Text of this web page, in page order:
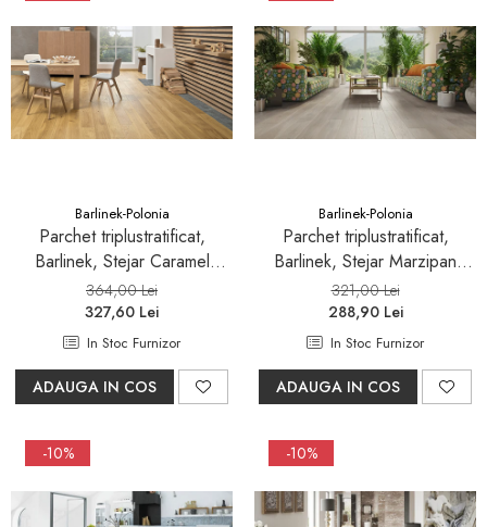
Barlinek-Polonia
Parchet triplustratificat,
Barlinek, Stejar Caramel
Grande
364,00 Lei
327,60 Lei
In Stoc Furnizor
ADAUGA IN COS
Barlinek-Polonia
Parchet triplustratificat,
Barlinek, Stejar Marzipan
Muffin Grande
321,00 Lei
288,90 Lei
In Stoc Furnizor
ADAUGA IN COS
-10% -10%